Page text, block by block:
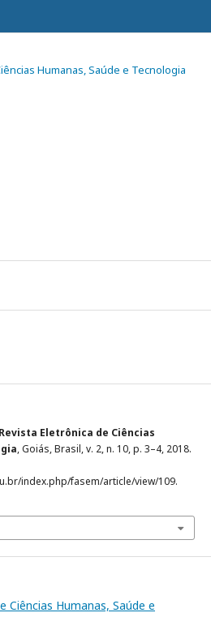
Humanas, Saúde e Tecnologia
Revista Eletrônica de Ciências
, Goiás, Brasil, v. 2, n. 10, p. 3–4, 2018.
index.php/fasem/article/view/109.
Ciências Humanas, Saúde e